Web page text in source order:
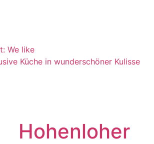
We like
Küche in wunderschöner Kulisse
Hohenloher